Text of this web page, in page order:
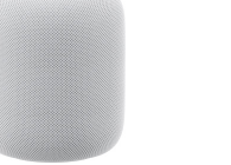
了
解
HomePod<